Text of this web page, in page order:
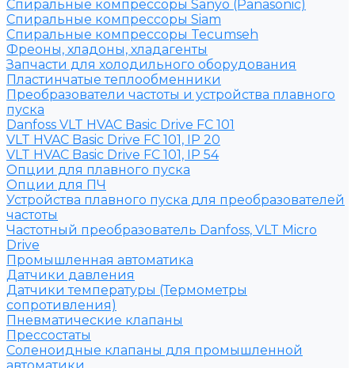
Спиральные компрессоры Sanyo (Panasonic)
Спиральные компрессоры Siam
Спиральные компрессоры Tecumseh
Фреоны, хладоны, хладагенты
Запчасти для холодильного оборудования
Пластинчатые теплообменники
Преобразователи частоты и устройства плавного
пуска
Danfoss VLT HVAC Basic Drive FC 101
VLT HVAC Basic Drive FC 101, IP 20
VLT HVAC Basic Drive FC 101, IP 54
Опции для плавного пуска
Опции для ПЧ
Устройства плавного пуска для преобразователей
частоты
Частотный преобразователь Danfoss, VLT Micro
Drive
Промышленная автоматика
Датчики давления
Датчики температуры (Термометры
сопротивления)
Пневматические клапаны
Прессостаты
Соленоидные клапаны для промышленной